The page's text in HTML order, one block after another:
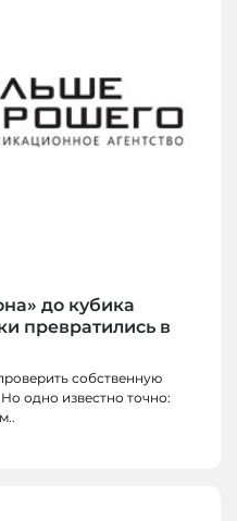
до кубика
превратились в
собственную
одно известно точно: